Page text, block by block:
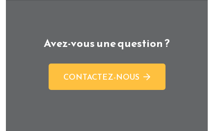
Avez-vous une question ?
CONTACTEZ-NOUS